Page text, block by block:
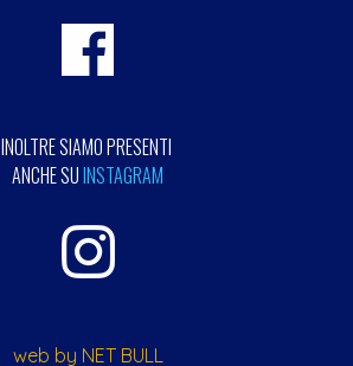
INOLTRE SIAMO PRESENTI
ANCHE SUINSTAGRAM
web by NET BULL